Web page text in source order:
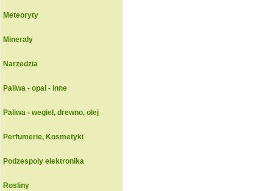
Meteoryty
Mineraly
Narzedzia
Paliwa - opal - inne
Paliwa - wegiel, drewno, olej
Perfumerie, Kosmetyki
Podzespoly elektronika
Rosliny